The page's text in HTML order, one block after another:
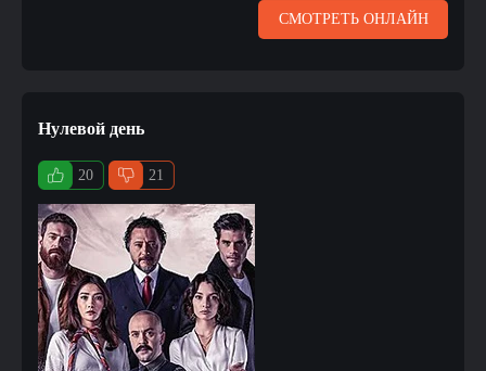
СМОТРЕТЬ ОНЛАЙН
Нулевой день
20 21